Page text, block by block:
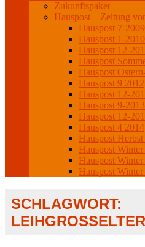
Zukunftspaket
Hauspost – Zeitung
Hauspost 7-2009
Hauspost 1-2010
Hauspost 12-
Hauspost
Hauspost
Hauspost 9 2012
Hauspost 12-
Hauspost 9-2013
Hauspost 12-
Hauspost 4 2014
Hauspost
Hauspost
Hauspost
Hauspost
SCHLAGWORT: